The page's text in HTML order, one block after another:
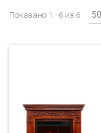
Показано 1 - 6 из 6